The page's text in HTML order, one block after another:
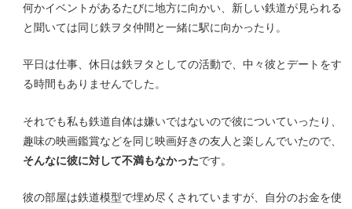
何かイベントがあるたびに地方に向かい、新しい鉄道が見られる
と聞いては同じ鉄ヲタ仲間と一緒に駅に向かったり。
平日は仕事、休日は鉄ヲタとしての活動で、中々彼とデートをす
る時間もありませんでした。
それでも私も鉄道自体は嫌いではないので彼についていったり、
趣味の映画鑑賞などを同じ映画好きの友人と楽しんでいたので、
そんなに彼に対して不満もなかったです。
彼の部屋は鉄道模型で埋め尽くされていますが、自分のお金を使